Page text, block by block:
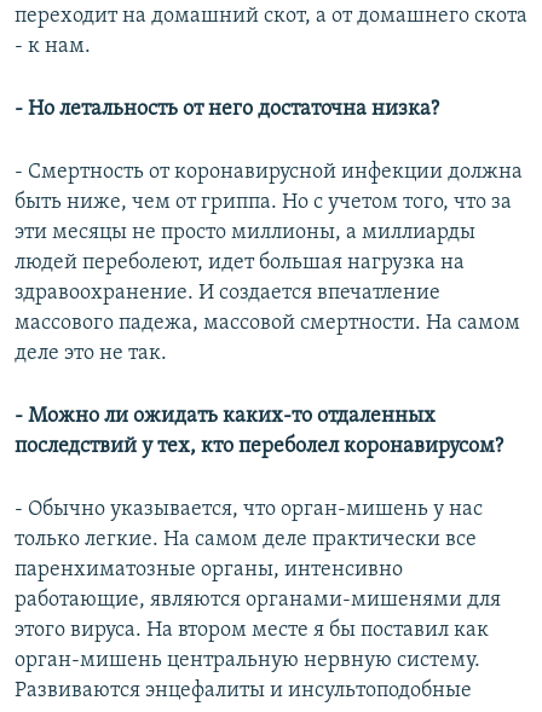
переходит на домашний скот, а от домашнего скота
- к нам.
- Но летальность от него достаточна низка?
- Смертность от коронавирусной инфекции должна
быть ниже, чем от гриппа. Но с учетом того, что за
эти месяцы не просто миллионы, а миллиарды
людей переболеют, идет большая нагрузка на
здравоохранение. И создается впечатление
массового падежа, массовой смертности. На самом
деле это не так.
- Можно ли ожидать каких-то отдаленных
последствий у тех, кто переболел коронавирусом?
- Обычно указывается, что орган-мишень у нас
только легкие. На самом деле практически все
паренхиматозные органы, интенсивно
работающие, являются органами-мишенями для
этого вируса. На втором месте я бы поставил как
орган-мишень центральную нервную систему.
Развиваются энцефалиты и инсультоподобные